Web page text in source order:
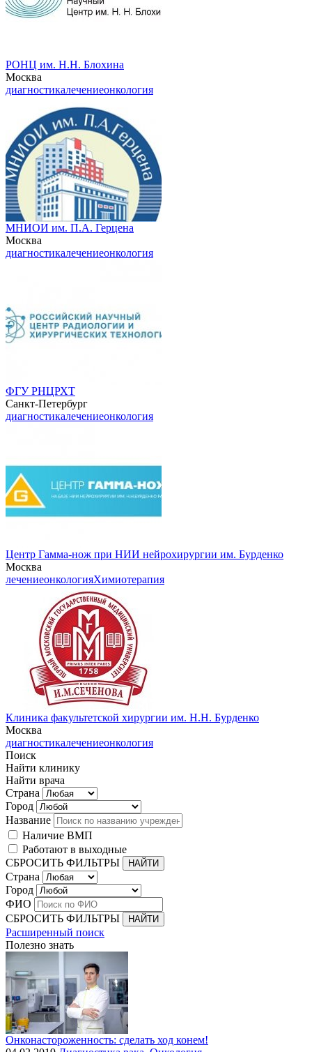
РОНЦ им. Н.Н. Блохина
Москва
диагностикалечениеонкология
МНИОИ им. П.А. Герцена
Москва
диагностикалечениеонкология
ФГУ РНЦРХТ
Санкт-Петербург
диагностикалечениеонкология
Центр Гамма-нож при НИИ нейрохирургии им. Бурденко
Москва
лечениеонкологияХимиотерапия
Клиника факультетской хирургии им. Н.Н. Бурденко
Москва
диагностикалечениеонкология
Поиск
Найти клинику
Найти врача
Страна
Город
Название
Наличие ВМП
Работают в выходные
СБРОСИТЬ ФИЛЬТРЫ
Страна
Город
ФИО
СБРОСИТЬ ФИЛЬТРЫ
Расширенный поиск
Полезно знать
Онконастороженность: сделать ход конем!